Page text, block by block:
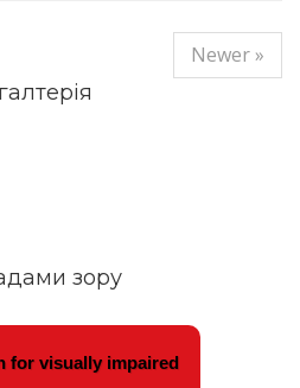
Newer »
зору
for visually impaired